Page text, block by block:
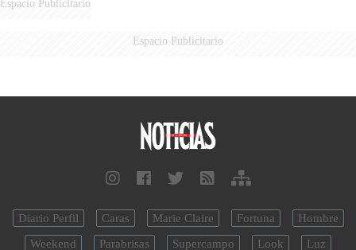
Espacio Publicitario
Espacio Publicitario
Diario Perfil Caras Marie Claire Fortuna
Hombre
Weekend
Parabrisas Supercampo Look Luz